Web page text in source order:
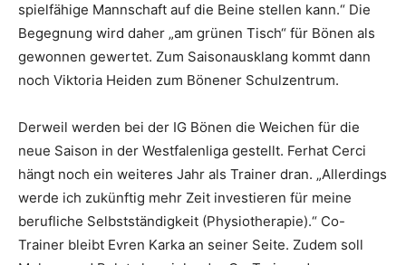
spielfähige Mannschaft auf die Beine stellen kann.“ Die
Begegnung wird daher „am grünen Tisch“ für Bönen als
gewonnen gewertet. Zum Saisonausklang kommt dann
noch Viktoria Heiden zum Bönener Schulzentrum.
Derweil werden bei der IG Bönen die Weichen für die
neue Saison in der Westfalenliga gestellt. Ferhat Cerci
hängt noch ein weiteres Jahr als Trainer dran. „Allerdings
werde ich zukünftig mehr Zeit investieren für meine
berufliche Selbstständigkeit (Physiotherapie).“ Co-
Trainer bleibt Evren Karka an seiner Seite. Zudem soll